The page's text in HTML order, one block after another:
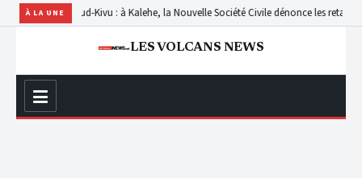
À LA UNE
Sud-Kivu : à Kalehe, la Nouvelle Société Civile dénonce les retards de
LES VOLCANS NEWS